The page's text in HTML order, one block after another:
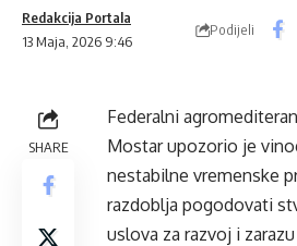
13 Maja, 2026 9:46
Redakcija Portala
Podijeli
SHARE
Federalni
Mostar upozorio je
nestabilne vremenske
razdoblja pogodovati
uslova za razvoj i